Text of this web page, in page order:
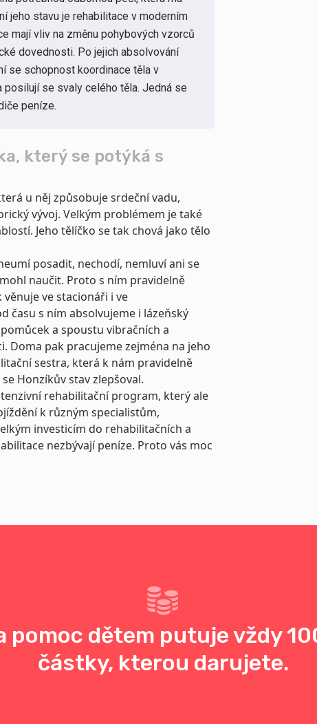
jeho stavu je rehabilitace v moderním
mají vliv na změnu pohybových vzorců
dovednosti. Po jejich absolvování
se schopnost koordinace těla v
se svaly celého těla. Jedná se
peníze.
který se potýká s
u něj způsobuje srdeční vadu,
vývoj. Velkým problémem je také
Jeho tělíčko se tak chová jako tělo
posadit, nechodí, nemluví ani se
naučit. Proto s ním pravidelně
ve stacionáři i ve
času s ním absolvujeme i lázeňský
a spoustu vibračních a
Doma pak pracujeme zejména na jeho
sestra, která k nám pravidelně
Honzíkův stav zlepšoval.
rehabilitační program, který ale
k různým specialistům,
investicím do rehabilitačních a
nezbývají peníze. Proto vás moc
pomoc dětem putuje vždy
částky, kterou darujete.